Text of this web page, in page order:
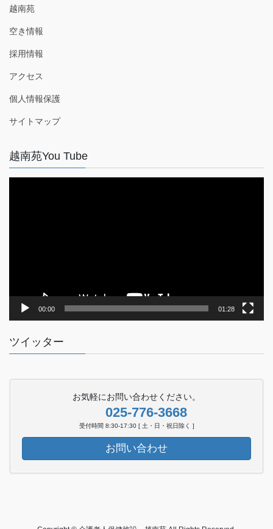
越南苑
空き情報
採用情報
アクセス
個人情報保護
サイトマップ
越南苑You Tube
00:00 01:28
ツイッター
お気軽にお問い合わせください。
025-776-3668
受付時間 8:30-17:30 [ 土・日・祝日除く ]
お問い合わせ